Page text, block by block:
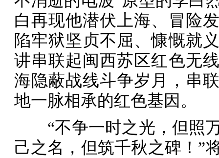
白再现他潜伏上海、冒险
陷牢狱坚贞不屈、慷慨就
讲串联起闽西苏区红色无
海隐蔽战线斗争岁月，串
地一脉相承的红色基因。
“不争一时之光，但照
己之名，但筑千秋之碑！”